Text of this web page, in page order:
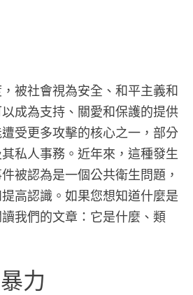
被社會視為安全、和平主義和
成為支持、關愛和保護的提供
受更多攻擊的核心之一，部分
私人事務。近年來，這種發生
被認為是一個公共衛生問題，
高認識。如果您想知道什麼是
我們的文章：它是什麼、類
力